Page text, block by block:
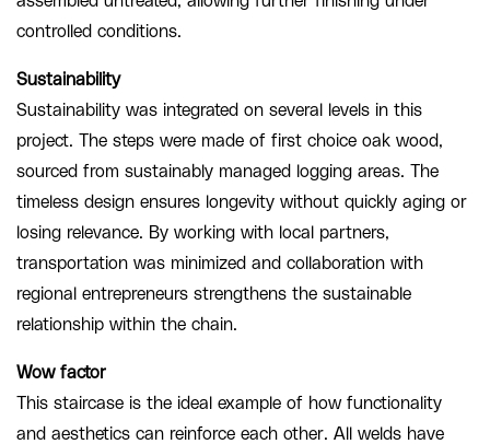
controlled conditions.
Sustainability
Sustainability was integrated on several levels in this
project. The steps were made of first choice oak wood,
sourced from sustainably managed logging areas. The
timeless design ensures longevity without quickly aging or
losing relevance. By working with local partners,
transportation was minimized and collaboration with
regional entrepreneurs strengthens the sustainable
relationship within the chain.
Wow factor
This staircase is the ideal example of how functionality
and aesthetics can reinforce each other. All welds have